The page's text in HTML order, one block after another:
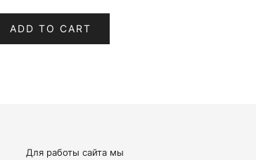
ADD TO CART
Для работы сайта мы